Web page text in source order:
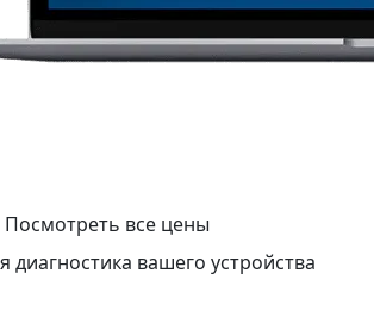
Посмотреть все цены
диагностика вашего устройства